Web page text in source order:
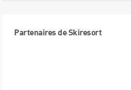
Partenaires de Skiresort